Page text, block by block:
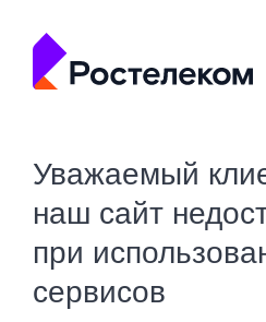
Уважаемый
наш сайт
при
сервисов